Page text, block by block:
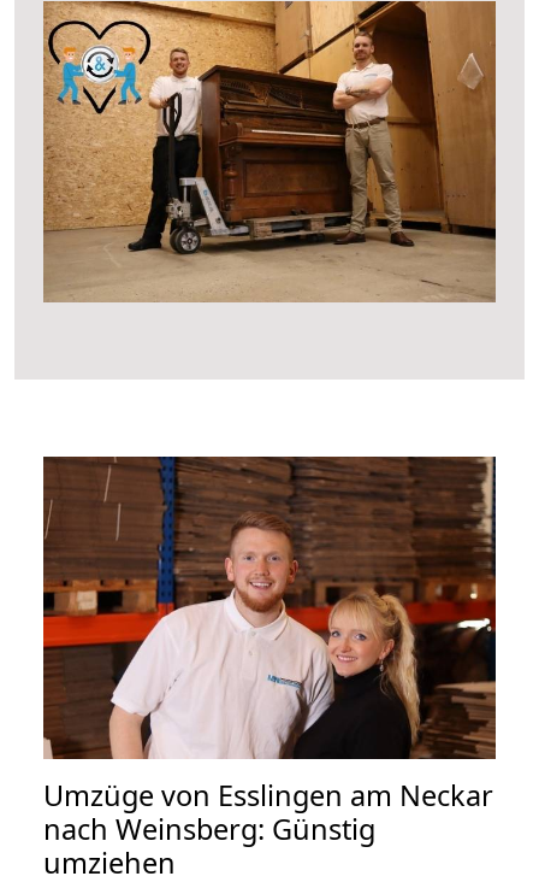
Umzüge von Esslingen am Neckar
nach Weinsberg: Günstig
umziehen